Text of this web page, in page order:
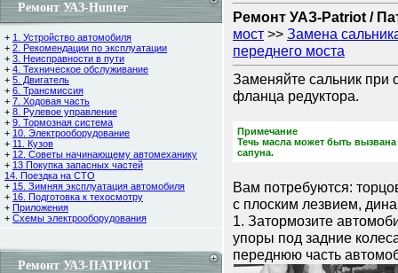
Ремонт УАЗ-Hunter
+ 1. Устройство автомобиля
+ 2. Рекомендации по эксплуатации
+ 3. Неисправности в пути
+ 4. Техническое обслуживание
+ 5. Двигатель
+ 6. Трансмиссия
+ 7. Ходовая часть
+ 8. Рулевое управление
+ 9. Тормозная система
+ 10. Электрооборудование
+ 11. Кузов
+ 12. Советы начинающему автомеханику
+ 13 Покупка запасных частей
14. Поездка на СТО
+ 15. Зимняя эксплуатация автомобиля
+ 16. Подготовка к техосмотру
+ Приложения
+ Схемы электрооборудования
Ремонт УАЗ-ПАТРИОТ
Ремонт УАЗ-Patriot /
мост >> Замена
переднего моста
Заменяйте сальник при
фланца редуктора.
Примечание
Течь масла может быть
сапуна.
Вам потребуются:
с плоским лезвием,
1. Затормозите
упоры под задние
переднюю часть